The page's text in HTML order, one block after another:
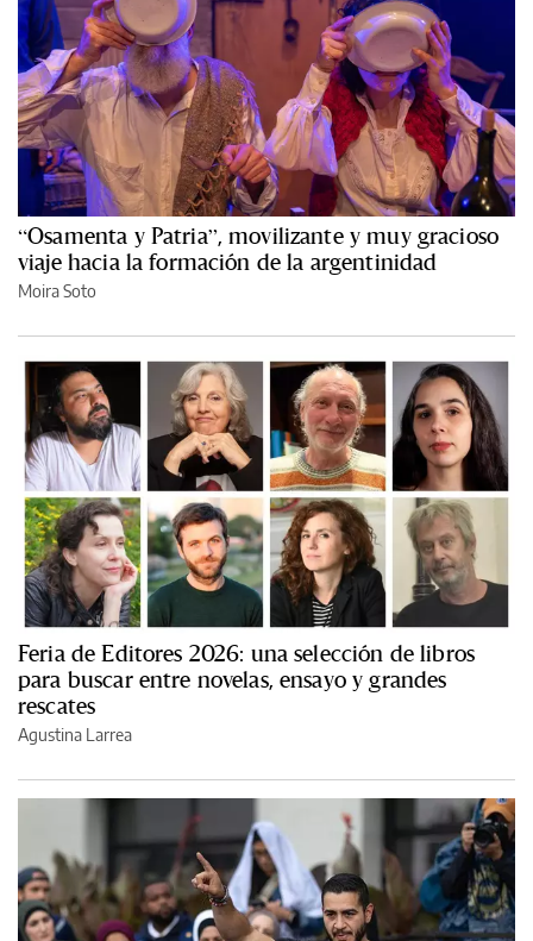
“Osamenta y Patria”, movilizante y muy gracioso
viaje hacia la formación de la argentinidad
Moira Soto
Feria de Editores 2026: una selección de libros
para buscar entre novelas, ensayo y grandes
rescates
Agustina Larrea